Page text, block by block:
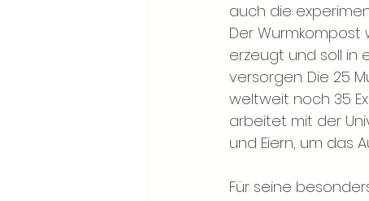
auch die
Der
erzeugt und soll in
versorgen. Die 25
weltweit noch 35
arbeitet mit der
und Eiern, um das
Für seine